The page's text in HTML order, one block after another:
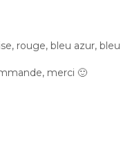
rouge, bleu azur,
merci 🙂